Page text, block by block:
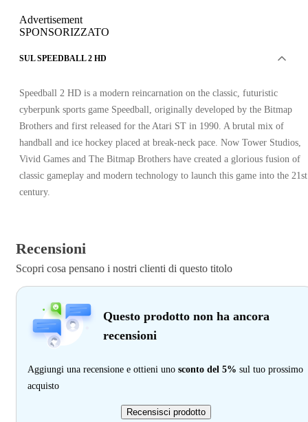
Advertisement
SPONSORIZZATO
SUL SPEEDBALL 2 HD
Speedball 2 HD is a modern reincarnation on the classic, futuristic
cyberpunk sports game Speedball, originally developed by the Bitmap
Brothers and first released for the Atari ST in 1990. A brutal mix of
handball and ice hockey placed at break-neck pace. Now Tower Studios,
Vivid Games and The Bitmap Brothers have created a glorious fusion of
classic gameplay and modern technology to launch this game into the 21st
century.
Recensioni
Scopri cosa pensano i nostri clienti di questo titolo
Questo prodotto non ha ancora
recensioni
Aggiungi una recensione e ottieni uno sconto del 5% sul tuo prossimo
acquisto
Recensisci prodotto